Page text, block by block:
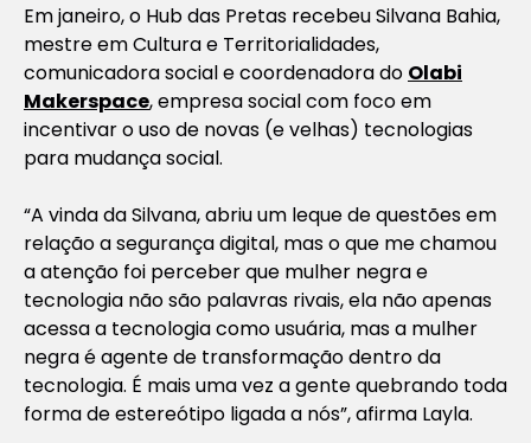
Em janeiro, o Hub das Pretas recebeu Silvana Bahia,
mestre em Cultura e Territorialidades,
comunicadora social e coordenadora do Olabi
Makerspace, empresa social com foco em
incentivar o uso de novas (e velhas) tecnologias
para mudança social.
“A vinda da Silvana, abriu um leque de questões em
relação a segurança digital, mas o que me chamou
a atenção foi perceber que mulher negra e
tecnologia não são palavras rivais, ela não apenas
acessa a tecnologia como usuária, mas a mulher
negra é agente de transformação dentro da
tecnologia. É mais uma vez a gente quebrando toda
forma de estereótipo ligada a nós”, afirma Layla.